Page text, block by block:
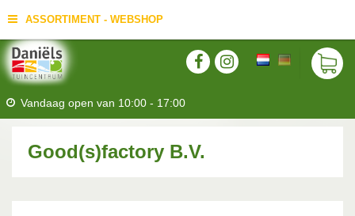
ASSORTIMENT - WEBSHOP
Vandaag open van 10:00 - 17:00
Good(s)factory B.V.